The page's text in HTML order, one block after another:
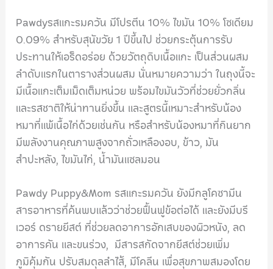
Pawdyรสแกะรมควัน มีโปรตีน 10% ไขมัน 10% โซเดียม
0.09% สำหรับสุนัขวัย 1 ปีขึ้นไป ช่วยกระตุ้นการรับ
ประทานให้เอร็ดอร่อย ด้วยวัตถุดิบเนื้อแกะ เป็นส่วนผสม
ลำดับแรกในตารางส่วนผสม นั่นหมายความว่า ในถุงนี้จะ
มีเนื้อแกะเต็มเม็ดเต็มหน่วย พร้อมไขมันวัวที่ช่วยยั่วกลิ่น
และรสชาติให้น่าทานยิ่งขึ้น และสูตรนี้เหมาะสำหรับน้อง
หมาที่แพ้เนื้อไก่ด้วยเช่นกัน หรือสำหรับน้องหมาที่กินยาก
มีพลังงานคุณภาพสูงจากถั่วเหลืองอบ, ข้าว, มัน
สำปะหลัง, ไขมันไก่, น้ำมันแซลมอน
Pawdy Puppy&Mom รสแกะรมควัน ยังมีกลูโคซามีน
สารอาหารที่ค้นพบแล้วว่าช่วยฟื้นฟูข้อต่อได้ และยังมีบรี
เวอร์ ดรายยีสต์ ที่ช่วยลดอาการอักเสบของผิวหนัง, ลด
อาการคัน และขนร่วง, มีสารสกัดจากยีสต์ช่วยเพิ่ม
ภูมิคุ้มกัน ปรับสมดุลลำไส้, มีโคลีน เพื่อสุขภาพสมองโดย